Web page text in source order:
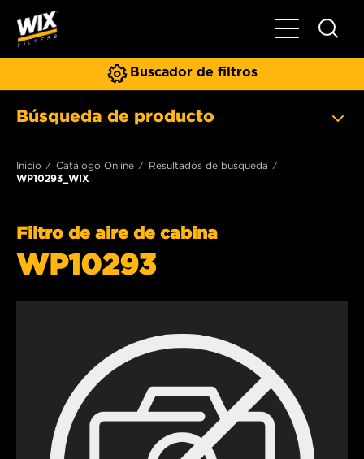
Toggle
Buscador de filtros
Búsqueda de producto
Inicio Catálogo Online
Resultados de busqueda
WP10293_WIX
Filtro de aire de cabina
WP10293